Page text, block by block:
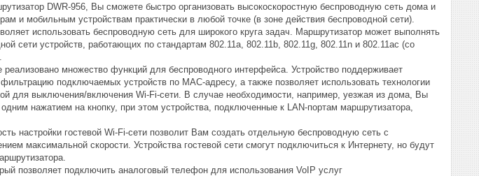
DWR-956, Вы сможете быстро организовать высокоскоростную беспроводную сеть дома и
и мобильным устройствам практически в любой точке (в зоне действия беспроводной сети).
использовать беспроводную сеть для широкого круга задач. Маршрутизатор может выполнять
сети устройств, работающих по стандартам 802.11a, 802.11b, 802.11g, 802.11n и 802.11ac (со
множество функций для беспроводного интерфейса. Устройство поддерживает
подключаемых устройств по MAC-адресу, а также позволяет использовать технологии
для выключения/включения Wi-Fi-сети. В случае необходимости, например, уезжая из дома, Вы
нажатием на кнопку, при этом устройства, подключенные к LAN-портам маршрутизатора,
настройки гостевой Wi-Fi-сети позволит Вам создать отдельную беспроводную сеть с
максимальной скорости. Устройства гостевой сети смогут подключиться к Интернету, но будут
позволяет подключить аналоговый телефон для использования VoIP услуг